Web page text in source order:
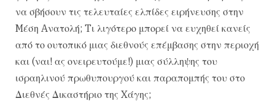
να σβήσουν τις τελευταίες ελπίδες ειρήνευσης στην
Mέση Aνατολή; Tι λιγότερο μπορεί να ευχηθεί κανείς
από το ουτοπικό μιας διεθνούς επέμβασης στην περιοχή
και (ναι! ας ονειρευτούμε!) μιας σύλληψης του
ισραηλινού πρωθυπουργού και παραπομπής του στο
Διεθνές Δικαστήριο της Xάγης;